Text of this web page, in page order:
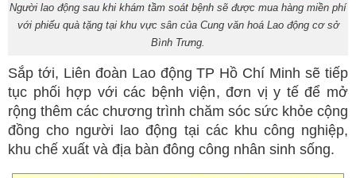
Người lao động sau khi khám tầm soát bệnh sẽ được mua hàng miền phí
với phiếu quà tặng tại khu vực sân của Cung văn hoá Lao động cơ sở
Bình Trưng.
Sắp tới, Liên đoàn Lao động TP Hồ Chí Minh sẽ tiếp
tục phối hợp với các bệnh viện, đơn vị y tế để mở
rộng thêm các chương trình chăm sóc sức khỏe cộng
đồng cho người lao động tại các khu công nghiệp,
khu chế xuất và địa bàn đông công nhân sinh sống.